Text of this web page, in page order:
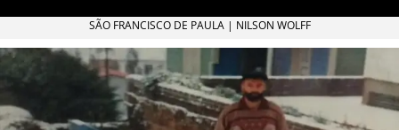
SÃO FRANCISCO DE PAULA | NILSON WOLFF